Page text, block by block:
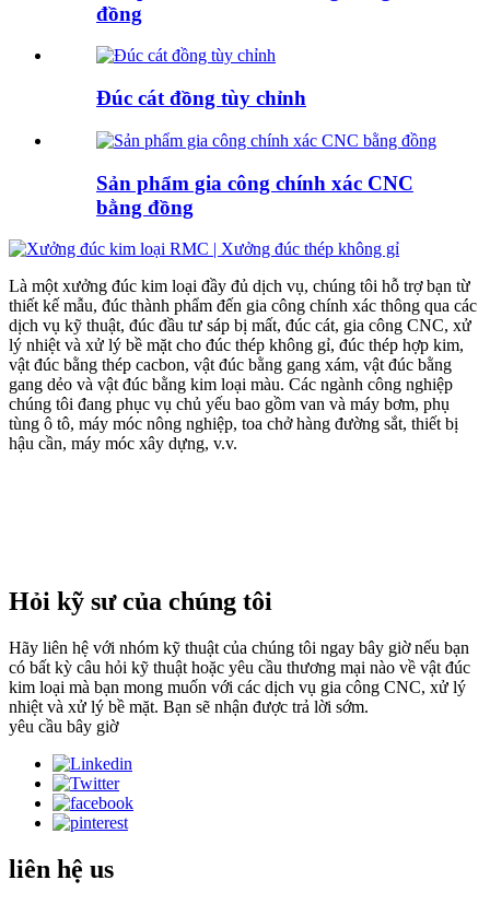
đồng
Đúc cát đồng tùy chỉnh
Sản phẩm gia công chính xác CNC
bằng đồng
Là một xưởng đúc kim loại đầy đủ dịch vụ, chúng tôi hỗ trợ bạn từ
thiết kế mẫu, đúc thành phẩm đến gia công chính xác thông qua các
dịch vụ kỹ thuật, đúc đầu tư sáp bị mất, đúc cát, gia công CNC, xử
lý nhiệt và xử lý bề mặt cho đúc thép không gỉ, đúc thép hợp kim,
vật đúc bằng thép cacbon, vật đúc bằng gang xám, vật đúc bằng
gang dẻo và vật đúc bằng kim loại màu. Các ngành công nghiệp
chúng tôi đang phục vụ chủ yếu bao gồm van và máy bơm, phụ
tùng ô tô, máy móc nông nghiệp, toa chở hàng đường sắt, thiết bị
hậu cần, máy móc xây dựng, v.v.
Hỏi kỹ sư của chúng tôi
Hãy liên hệ với nhóm kỹ thuật của chúng tôi ngay bây giờ nếu bạn
có bất kỳ câu hỏi kỹ thuật hoặc yêu cầu thương mại nào về vật đúc
kim loại mà bạn mong muốn với các dịch vụ gia công CNC, xử lý
nhiệt và xử lý bề mặt. Bạn sẽ nhận được trả lời sớm.
yêu cầu bây giờ
liên hệ us